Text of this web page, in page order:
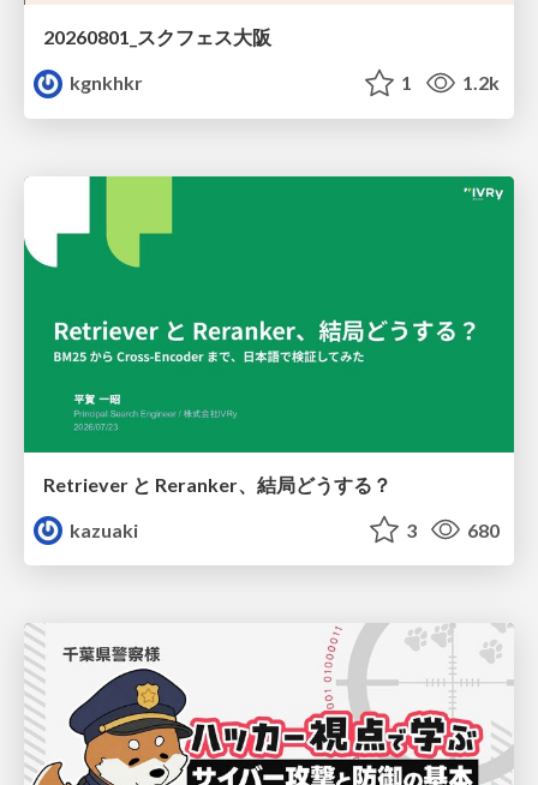
20260801_スクフェス大阪
kgnkhkr
1 1.2k
Retriever と Reranker、結局どうする？
kazuaki
3 680